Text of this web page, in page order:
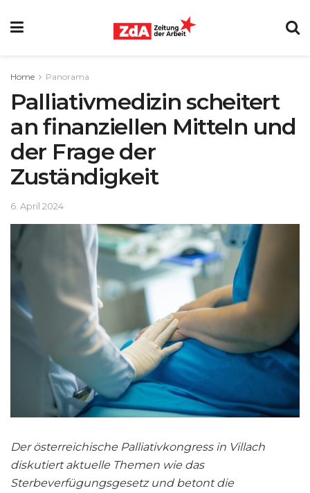
Home Panorama
Palliativmedizin scheitert
an finanziellen Mitteln und
der Frage der
Zuständigkeit
6. April 2024
Der österreichische Palliativkongress in Villach
diskutiert aktuelle Themen wie das
Sterbeverfügungsgesetz und betont die